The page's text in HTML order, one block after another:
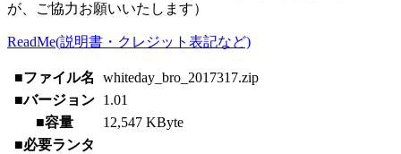
が、ご協力お願いいたします）
ReadMe(説明書・クレジット表記など)
■ファイル名
whiteday_bro_2017317.zip
■バージョン 1.01
■容量
12,547 KByte
■必要ランタ